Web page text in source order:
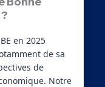
en 2025
de sa
de
Notre